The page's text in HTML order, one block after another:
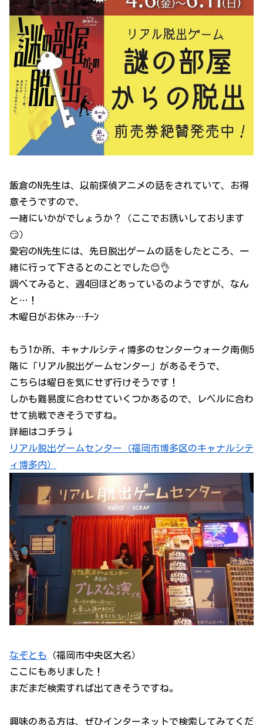
飯倉のN先生は、以前探偵アニメの話をされていて、お得
意そうですので、
一緒にいかがでしょうか？（ここでお誘いしております
😏）
愛宕のN先生には、先日脱出ゲームの話をしたところ、一
緒に行って下さるとのことでした😊👌
調べてみると、週4回ほどあっているのようですが、なん
と…！
木曜日がお休み…ﾁｰﾝ
もう1か所、キャナルシティ博多のセンターウォーク南側5
階に「リアル脱出ゲームセンター」があるそうで、
こちらは曜日を気にせず行けそうです！
しかも難易度に合わせていくつかあるので、レベルに合わ
せて挑戦できそうですね。
詳細はコチラ↓
リアル脱出ゲームセンター（福岡市博多区のキャナルシテ
ィ博多内）
なぞとも
（福岡市中央区大名）
ここにもありました！
まだまだ検索すれば出てきそうですね。
興味のある方は、ぜひインターネットで検索してみてくだ